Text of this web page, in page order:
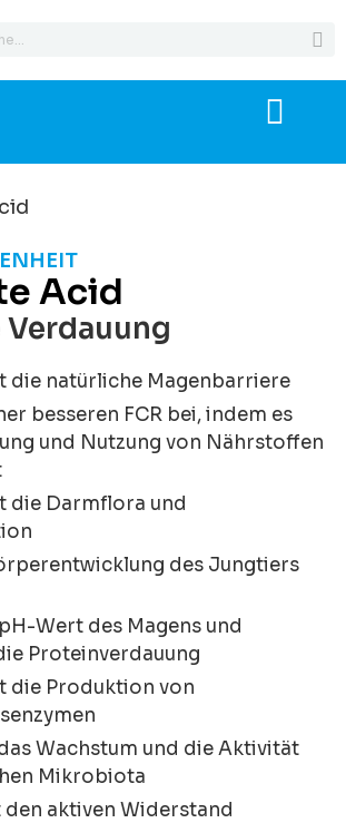
Acid
die natürliche Magenbarriere
besseren FCR bei, indem es
und Nutzung von Nährstoffen
die Darmflora und
des Jungtiers
Wert des Magens und
Proteinverdauung
die Produktion von
Wachstum und die Aktivität
Mikrobiota
den aktiven Widerstand